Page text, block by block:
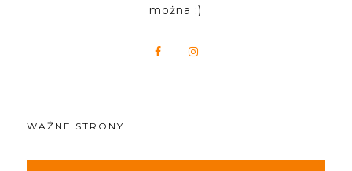
można :)
WAŻNE STRONY